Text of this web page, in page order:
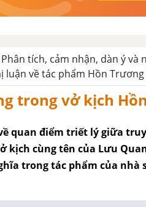
tích, cảm nhận, dàn ý và
luận về tác phẩm Hồn Trương
trong vở kịch
quan điểm triết lý giữa
kịch cùng tên của Lưu
trong tác phẩm của nhà